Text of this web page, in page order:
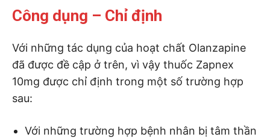
Công dụng – Chỉ định
Với những tác dụng của hoạt chất Olanzapine
đã được đề cập ở trên, vì vậy thuốc Zapnex
10mg được chỉ định trong một số trường hợp
sau:
Với những trường hợp bệnh nhân bị tâm thần